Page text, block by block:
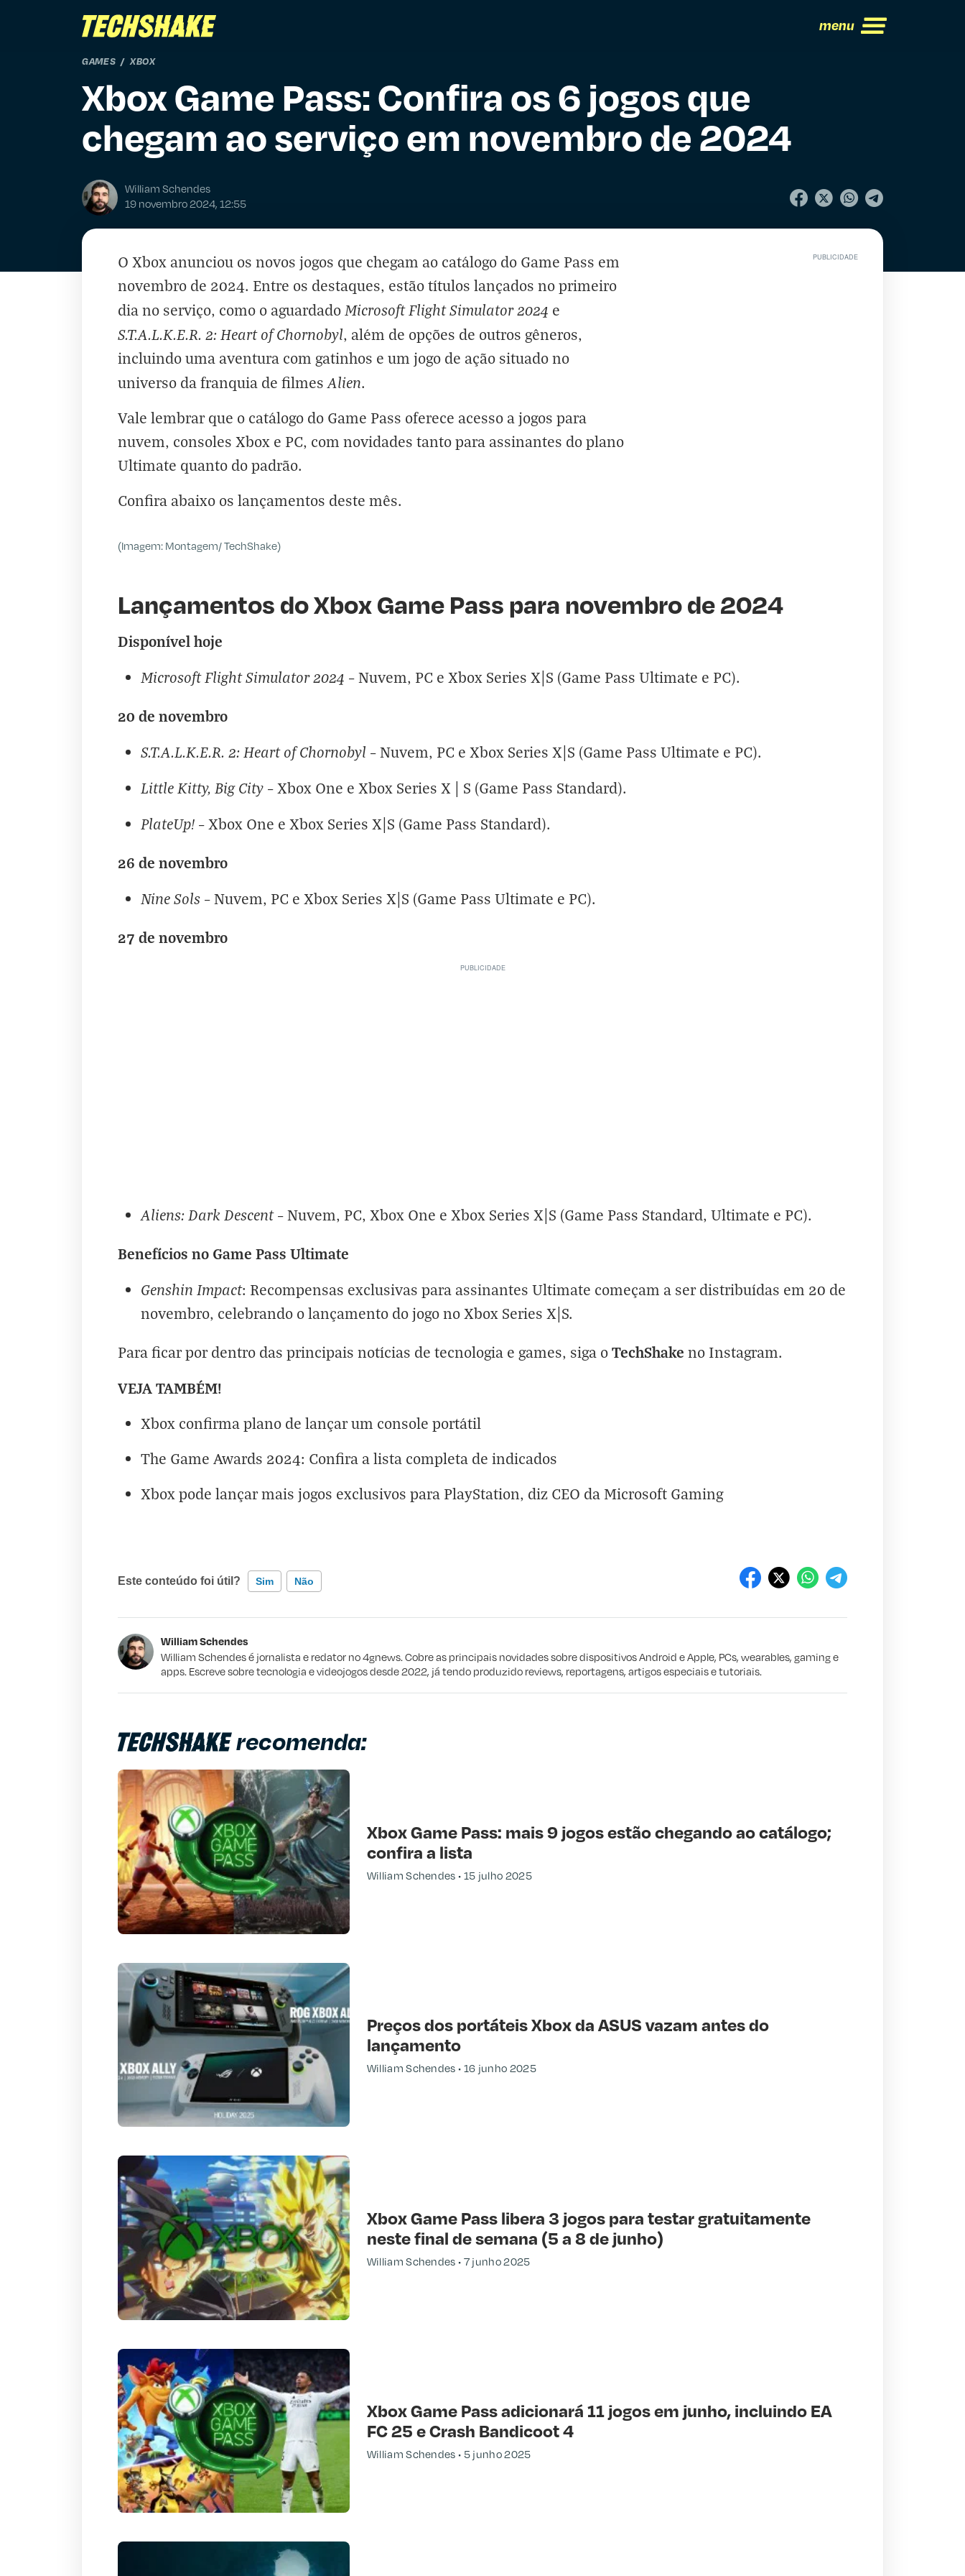
menu
GAMES XBOX
Xbox Game Pass: Confira os 6 jogos que
chegam ao serviço em novembro de 2024
William Schendes
19 novembro 2024, 12:55
O Xbox anunciou os novos jogos que chegam ao catálogo do Game Pass em
novembro de 2024. Entre os destaques, estão títulos lançados no primeiro
dia no serviço, como o aguardado Microsoft Flight Simulator 2024 e
S.T.A.L.K.E.R. 2: Heart of Chornobyl, além de opções de outros gêneros,
incluindo uma aventura com gatinhos e um jogo de ação situado no
universo da franquia de filmes Alien.
Vale lembrar que o catálogo do Game Pass oferece acesso a jogos para
nuvem, consoles Xbox e PC, com novidades tanto para assinantes do plano
Ultimate quanto do padrão.
Confira abaixo os lançamentos deste mês.
(Imagem: Montagem/ TechShake)
Lançamentos do Xbox Game Pass para novembro de 2024
Disponível hoje
Microsoft Flight Simulator 2024 – Nuvem, PC e Xbox Series X|S (Game Pass Ultimate e PC).
20 de novembro
S.T.A.L.K.E.R. 2: Heart of Chornobyl – Nuvem, PC e Xbox Series X|S (Game Pass Ultimate e PC).
Little Kitty, Big City – Xbox One e Xbox Series X | S (Game Pass Standard).
PlateUp! – Xbox One e Xbox Series X|S (Game Pass Standard).
26 de novembro
Nine Sols – Nuvem, PC e Xbox Series X|S (Game Pass Ultimate e PC).
27 de novembro
Aliens: Dark Descent– Nuvem, PC, Xbox One e Xbox Series X|S (Game Pass Standard, Ultimate e PC).
Benefícios no Game Pass Ultimate
Genshin Impact: Recompensas exclusivas para assinantes Ultimate começam a ser distribuídas em 20 de
novembro, celebrando o lançamento do jogo no Xbox Series X|S.
Para ficar por dentro das principais notícias de tecnologia e games, siga oTechShake no Instagram.
VEJA TAMBÉM!
Xbox confirma plano de lançar um console portátil
The Game Awards 2024: Confira a lista completa de indicados
Xbox pode lançar mais jogos exclusivos para PlayStation, diz CEO da Microsoft Gaming
Este conteúdo foi útil? Sim Não
Este conteúdo não tem a informação que procuro
William Schendes
William Schendes é jornalista e redator no 4gnews. Cobre as principais novidades sobre dispositivos Android e Apple, PCs, wearables, gaming e
apps. Escreve sobre tecnologia e videojogos desde 2022, já tendo produzido reviews, reportagens, artigos especiais e tutoriais.
recomenda:
Xbox Game Pass: mais 9 jogos estão chegando ao catálogo;
confira a lista
William Schendes 15 julho 2025
Preços dos portáteis Xbox da ASUS vazam antes do
lançamento
William Schendes 16 junho 2025
Xbox Game Pass libera 3 jogos para testar gratuitamente
neste final de semana (5 a 8 de junho)
William Schendes 7 junho 2025
Xbox Game Pass adicionará 11 jogos em junho, incluindo EA
FC 25 e Crash Bandicoot 4
William Schendes 5 junho 2025